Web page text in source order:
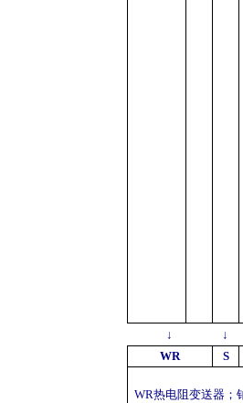
↓
↓
WR
S
WR热电阻变送器；